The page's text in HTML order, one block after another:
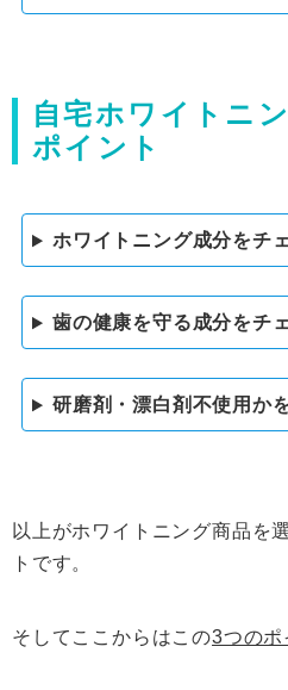
自宅ホワイトニ
ポイント
ホワイトニング成分をチ
歯の健康を守る成分をチ
研磨剤・漂白剤不使用か
以上がホワイトニング商品を
トです。
そしてここからはこの3つのポ